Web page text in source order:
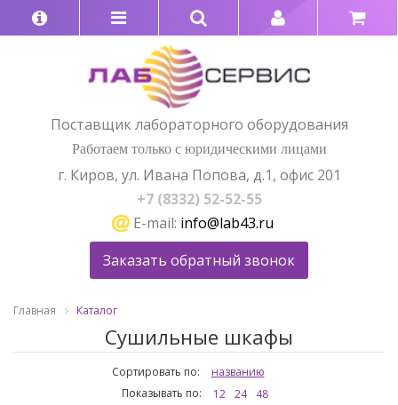
Поставщик лабораторного оборудования
Работаем только с юридическими лицами
г. Киров, ул. Ивана Попова, д.1, офис 201
+7 (8332) 52-52-55
E-mail: info@lab43.ru
Заказать обратный звонок
Главная Каталог
Сушильные шкафы
Сортировать по:
названию
Показывать по:
12 24
48